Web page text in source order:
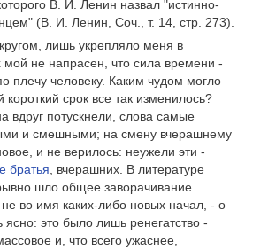
В. И. Ленин назвал "истинно-
(В. И. Ленин, Соч., т. 14, стр. 273).
лишь укрепляло меня в
мой не напрасен, что сила времени -
плечу человеку. Каким чудом могло
короткий срок все так изменилось?
вдруг потускнели, слова самые
и смешными; на смену вчерашнему
и не верилось: неужели эти -
братья , вчерашних. В литературе
шло общее заворачивание
во имя каких-либо новых начал, - о
это было лишь ренегатство -
и, что всего ужаснее,